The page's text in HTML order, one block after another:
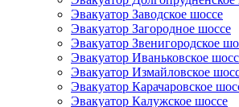
Эвакуатор Заводское шоссе
Эвакуатор Загородное шоссе
Эвакуатор Звенигородское
Эвакуатор Иваньковское
Эвакуатор Измайловское
Эвакуатор Карачаровское
Эвакуатор Калужское шоссе